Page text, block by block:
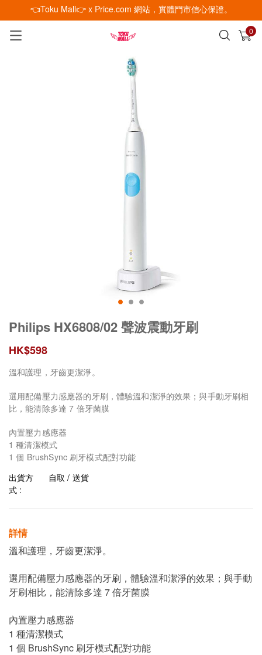
👈Toku Mall👉 x Price.com 網站，實體門市信心保證。
0
已加入購物車 查看
Philips HX6808/02 聲波震動牙刷
HK$598
溫和護理，牙齒更潔淨。
選用配備壓力感應器的牙刷，體驗溫和潔淨的效果；與手動牙刷相
比，能清除多達 7 倍牙菌膜
內置壓力感應器
1 種清潔模式
1 個 BrushSync 刷牙模式配對功能
出貨方
式 :
自取 / 送貨
詳情
溫和護理，牙齒更潔淨。
選用配備壓力感應器的牙刷，體驗溫和潔淨的效果；與手動
牙刷相比，能清除多達 7 倍牙菌膜
內置壓力感應器
1 種清潔模式
1 個 BrushSync 刷牙模式配對功能